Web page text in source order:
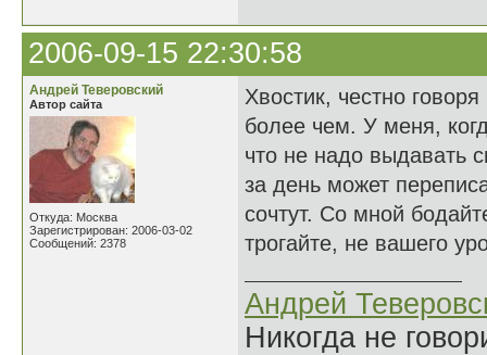
2006-09-15 22:30:58
Андрей Теверовский
Автор сайта
Откуда: Москва
Зарегистрирован: 2006-03-02
Сообщений: 2378
Хвостик, честно
более чем. У меня,
что не надо выдавать
за день может
сочтут. Со мной
трогайте, не вашего
Андрей
Никогда не